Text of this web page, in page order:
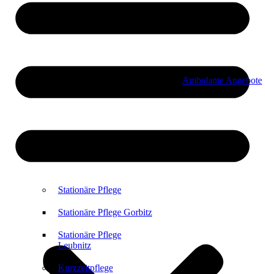
Stationäre Pflege
Stationäre Pflege Gorbitz
Stationäre Pflege
Leubnitz
Kurzzeitpflege
Ambulante Angebote